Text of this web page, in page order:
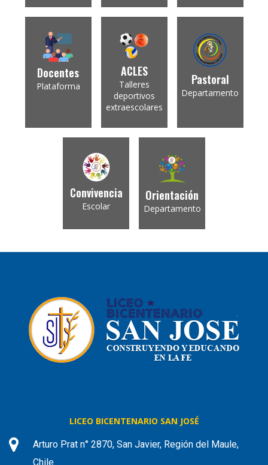
Docentes
Plataforma
ACLES
Talleres
deportivos
extraescolares
Pastoral
Departamento
Convivencia
Escolar
Orientación
Departamento
LICEO BICENTENARIO SAN JOSÉ
Arturo Prat n° 2870, San Javier, Región del Maule,
Chile.